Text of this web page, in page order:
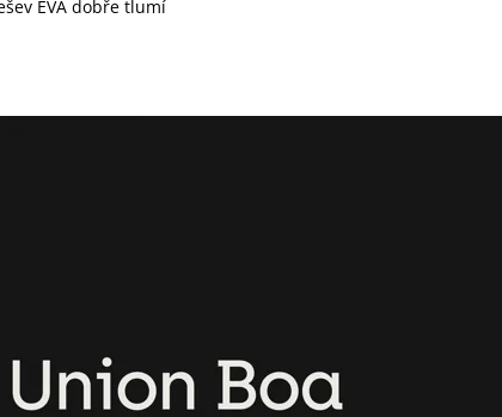
EVA dobře tlumí